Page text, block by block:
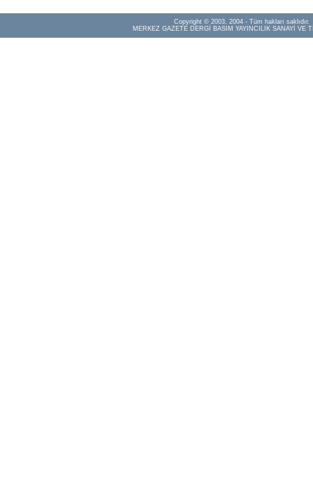
Copyright © 2003, 2004 - Tüm hakları saklıdır.
MERKEZ GAZETE DERGİ BASIM YAYINCILIK SANAYİ VE